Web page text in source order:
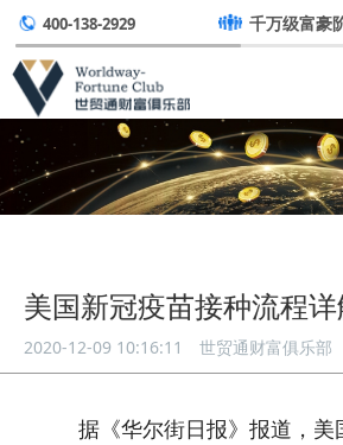
400-138-2929 千万级富豪
美国新冠疫苗接种流程
2020-12-09 10:16:11 世贸通财富俱乐部
据《华尔街日报》报道，美